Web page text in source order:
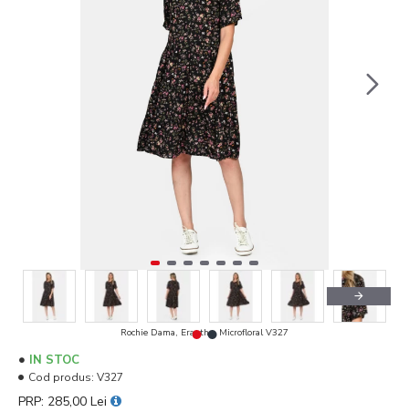
Rochie Dama, Eranthe, Microfloral V327
PRP: 285,00 Lei
IN STOC
Cod produs: V327